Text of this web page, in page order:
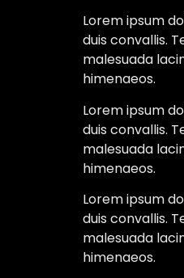
Lorem ipsum
duis convallis.
malesuada
himenaeos.
Lorem ipsum
duis convallis.
malesuada
himenaeos.
Lorem ipsum
duis convallis.
malesuada
himenaeos.